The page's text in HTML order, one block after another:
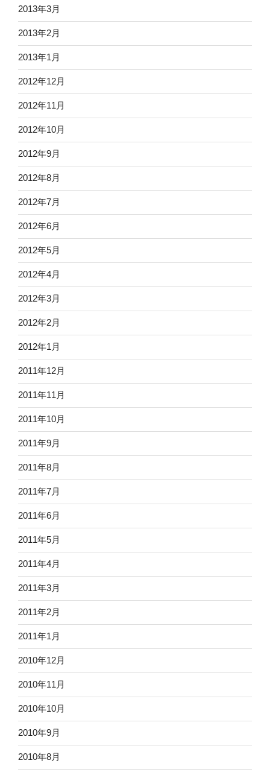
2013年3月
2013年2月
2013年1月
2012年12月
2012年11月
2012年10月
2012年9月
2012年8月
2012年7月
2012年6月
2012年5月
2012年4月
2012年3月
2012年2月
2012年1月
2011年12月
2011年11月
2011年10月
2011年9月
2011年8月
2011年7月
2011年6月
2011年5月
2011年4月
2011年3月
2011年2月
2011年1月
2010年12月
2010年11月
2010年10月
2010年9月
2010年8月